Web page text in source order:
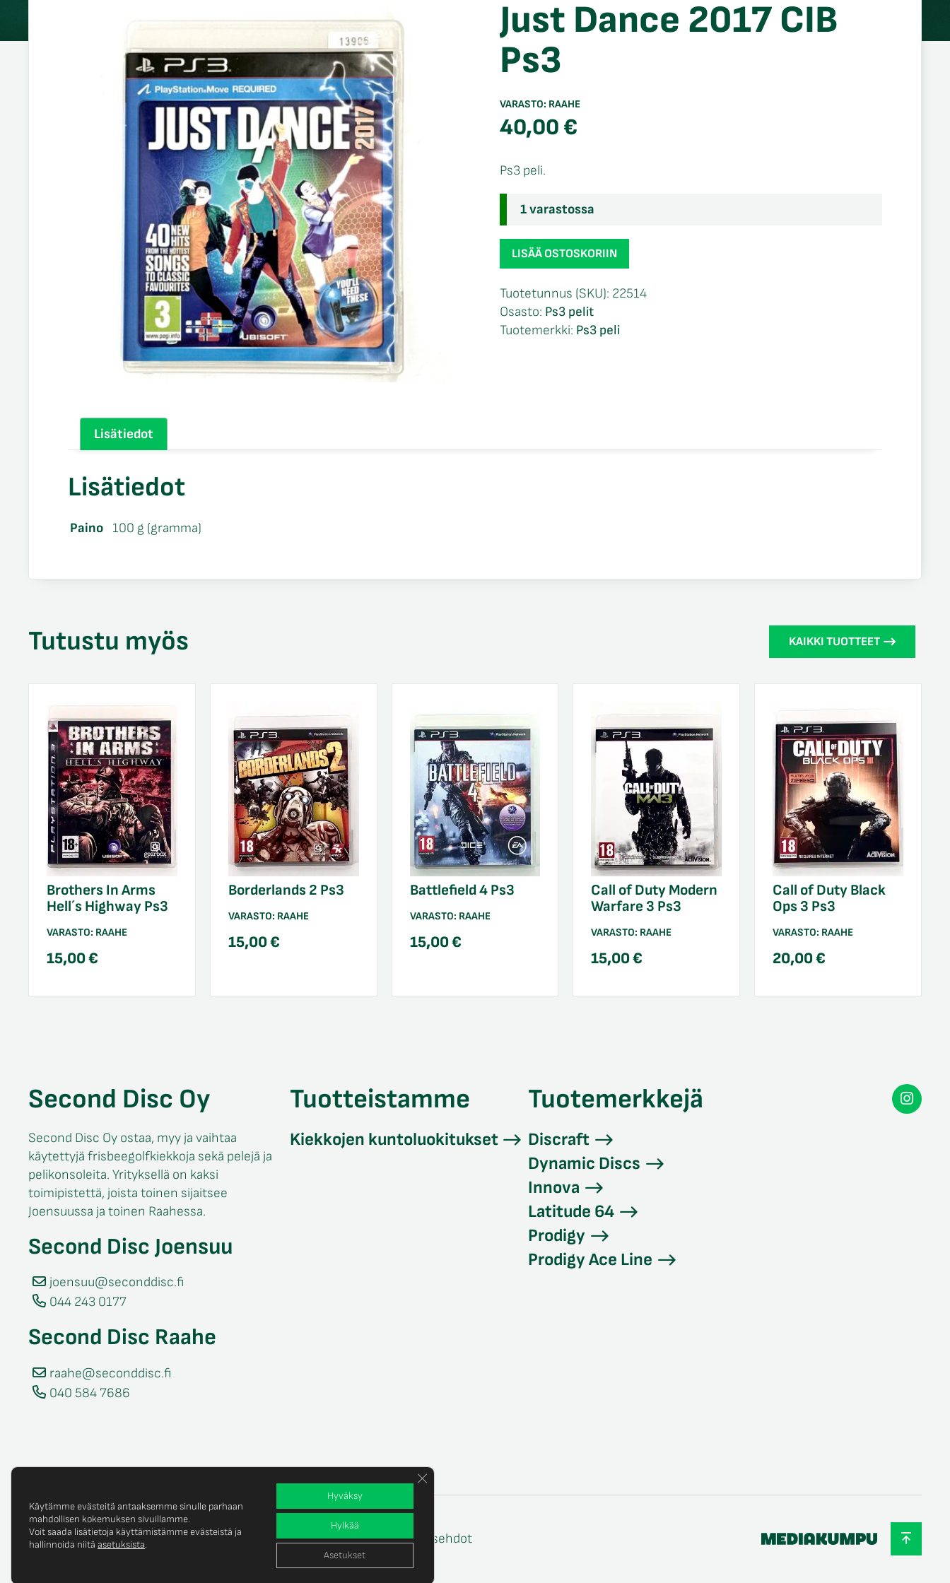
Just Dance 2017 CIB
Ps3
VARASTO: RAAHE
40,00€
Ps3 peli.
1 varastossa
Just
Dance
CIB
Ps3
määrä
LISÄÄ OSTOSKORIIN
Tuotetunnus (SKU): 22514
Osasto: Ps3 pelit
Tuotemerkki: Ps3 peli
Lisätiedot
Lisätiedot
Paino 100 g (gramma)
Tutustu myös KAIKKI TUOTTEET
Brothers In Arms
Hell´s Highway Ps3
VARASTO: RAAHE
15,00€
Borderlands 2 Ps3
VARASTO: RAAHE
15,00€
Battlefield 4 Ps3
VARASTO: RAAHE
15,00€
Call of Duty Modern
Warfare 3 Ps3
VARASTO: RAAHE
15,00€
Call of Duty Black
Ops 3 Ps3
VARASTO: RAAHE
20,00€
Second Disc Oy
Second Disc Oy ostaa, myy ja vaihtaa
käytettyjä frisbeegolfkiekkoja sekä pelejä ja
pelikonsoleita. Yrityksellä on kaksi
toimipistettä, joista toinen sijaitsee
Joensuussa ja toinen Raahessa.
Second Disc Joensuu
joensuu@seconddisc.fi
044 243 0177
Second Disc Raahe
raahe@seconddisc.fi
040 584 7686
Tuotteistamme
Kiekkojen kuntoluokitukset
Tuotemerkkejä
Discraft
Dynamic Discs
Innova
Latitude 64
Prodigy
Prodigy Ace Line
© Copyright 2025 Second Disc Oy Tietosuojaseloste Tilaus- ja toimitusehdot
Käytämme evästeitä antaaksemme sinulle parhaan
mahdollisen kokemuksen sivuillamme.
Voit saada lisätietoja käyttämistämme evästeistä ja
hallinnoida niitä asetuksista.
Hyväksy
Hylkää
Asetukset
Sulje evästebanneri